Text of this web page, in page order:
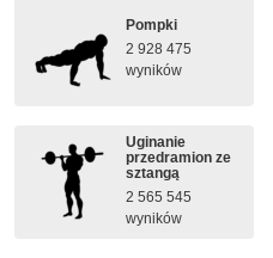
Pompki
2 928 475
wyników
Uginanie
przedramion ze
sztangą
2 565 545
wyników